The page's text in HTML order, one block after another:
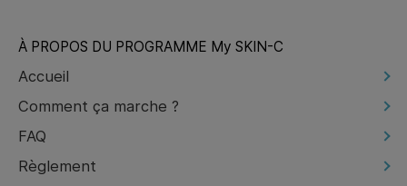
À PROPOS DU PROGRAMME My SKIN-C
Accueil
Comment ça marche ?
FAQ
Règlement